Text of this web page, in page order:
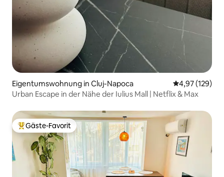
Eigentumswohnung in Cluj-Napoca
4,97 (129)
Urban Escape in der Nähe der Iulius Mall | Netflix & Max
Beliebter Gäste-Favorit.
Gäste-Favorit